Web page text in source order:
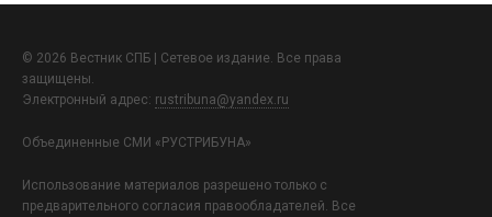
© 2026 Вестник СПБ | Сетевое издание. Все права
защищены.
Электронный адрес: rustribuna@yandex.ru
Объединенные СМИ «РУСТРИБУНА»
Использование материалов разрешено только с
предварительного согласия правообладателей. Все